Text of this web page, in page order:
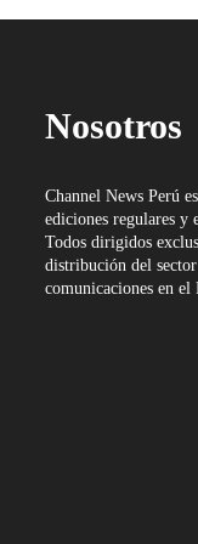
Nosotros
Channel News Perú
ediciones regulares y
Todos dirigidos
distribución del
comunicaciones en el